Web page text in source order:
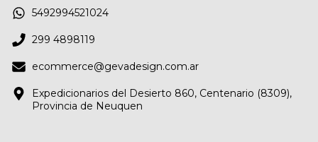
5492994521024
299 4898119
ecommerce@gevadesign.com.ar
Expedicionarios del Desierto 860, Centenario (8309),
Provincia de Neuquen